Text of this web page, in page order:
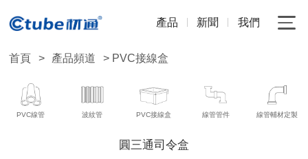
產品 新聞 我們
首頁 > 產品頻道 > PVC接線盒
PVC線管 波紋管 PVC接線盒 線管管件 線管輔材定製
圓三通司令盒